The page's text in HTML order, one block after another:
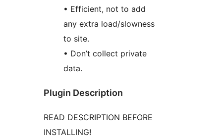
• Efficient, not to add
any extra load/slowness
to site.
• Don’t collect private
data.
Plugin Description
READ DESCRIPTION BEFORE
INSTALLING!